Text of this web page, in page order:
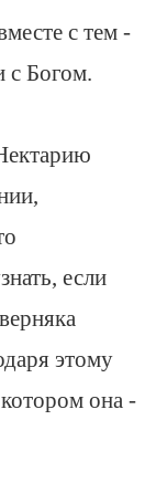
с тем -
с Богом.
если
этому
она -